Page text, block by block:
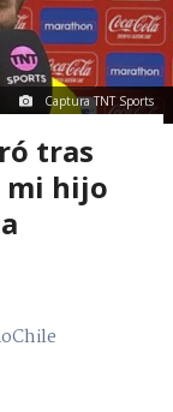
Captura TNT Sports
tras
mi hijo